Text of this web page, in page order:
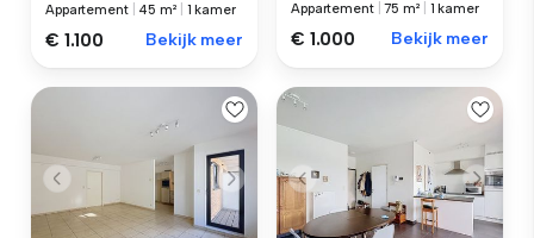
Appartement 45 m² 1 kamer
€ 1.100 Bekijk meer
Appartement |75 m² 1 kamer
€ 1.000 Bekijk meer